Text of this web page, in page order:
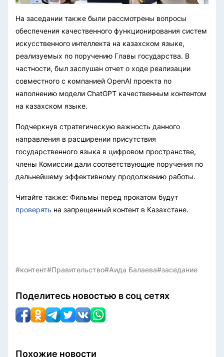
На заседании также были рассмотрены вопросы
обеспечения качественного функционирования систем
искусственного интеллекта на казахском языке,
реализуемых по поручению Главы государства. В
частности, был заслушан отчет о ходе реализации
совместного с компанией OpenAI проекта по
наполнению модели ChatGPT качественным контентом
на казахском языке.
Подчеркнув стратегическую важность данного
направления в расширении присутствия
государственного языка в цифровом пространстве,
члены Комиссии дали соответствующие поручения по
дальнейшему эффективному продолжению работы.
Читайте также: Фильмы перед прокатом будут
проверять на запрещенный контент в Казахстане.
#контент#Правительство#Аида Балаева#заседание
Поделитесь новостью в соц сетях
Похожие новости